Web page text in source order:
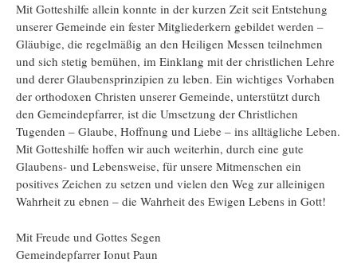
Mit Gotteshilfe allein konnte in der kurzen Zeit seit Entstehung
unserer Gemeinde ein fester Mitgliederkern gebildet werden –
Gläubige, die regelmäßig an den Heiligen Messen teilnehmen
und sich stetig bemühen, im Einklang mit der christlichen Lehre
und derer Glaubensprinzipien zu leben. Ein wichtiges Vorhaben
der orthodoxen Christen unserer Gemeinde, unterstützt durch
den Gemeindepfarrer, ist die Umsetzung der Christlichen
Tugenden – Glaube, Hoffnung und Liebe – ins alltägliche Leben.
Mit Gotteshilfe hoffen wir auch weiterhin, durch eine gute
Glaubens- und Lebensweise, für unsere Mitmenschen ein
positives Zeichen zu setzen und vielen den Weg zur alleinigen
Wahrheit zu ebnen – die Wahrheit des Ewigen Lebens in Gott!
Mit Freude und Gottes Segen
Gemeindepfarrer Ionut Paun